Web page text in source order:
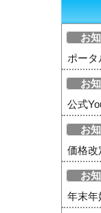
お
ポー
お
公式
お
価格改
お
年末年